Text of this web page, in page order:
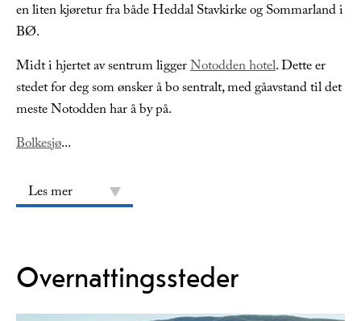
en liten kjøretur fra både Heddal Stavkirke og Sommarland i
BØ.
Midt i hjertet av sentrum liggerNotodden hotel. Dette er
stedet for deg som ønsker å bo sentralt, med gåavstand til det
meste Notodden har å by på.
Bolkesjø...
Les mer
Overnattingssteder